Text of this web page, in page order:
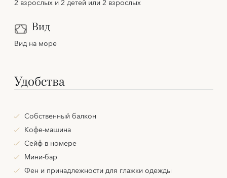
2 взрослых и 2 детей или 2 взрослых
Вид
Вид на море
Удобства
Собственный балкон
Кофе-машина
Сейф в номере
Мини-бар
Фен и принадлежности для глажки одежды